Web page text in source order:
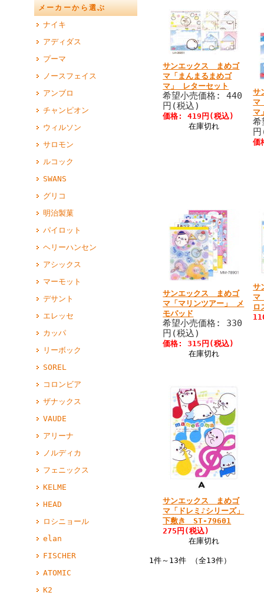
メーカーから選ぶ
ナイキ
アディダス
プーマ
ノースフェイス
アンブロ
チャンピオン
ウィルソン
サロモン
ルコック
SWANS
グリコ
明治製菓
パイロット
ヘリーハンセン
アシックス
マーモット
デサント
エレッセ
カッパ
リーボック
SOREL
コロンビア
ザナックス
VAUDE
アリーナ
ノルディカ
フェニックス
KELME
HEAD
ロシニョール
elan
FISCHER
ATOMIC
K2
サンエックス まめゴ
マ「まんまるまめゴ
マ」 レターセット
希望小売価格: 440
円(税込)
価格: 419円(税込)
在庫切れ
サ
マ
マ
価
サンエックス まめゴ
マ「マリンツアー」 メ
モパッド
希望小売価格: 330
円(税込)
価格: 315円(税込)
在庫切れ
サ
マ
ロ
サンエックス まめゴ
マ「ドレミ♪シリーズ」
下敷き ST-79601
275円(税込)
在庫切れ
1件～13件 （全13件）